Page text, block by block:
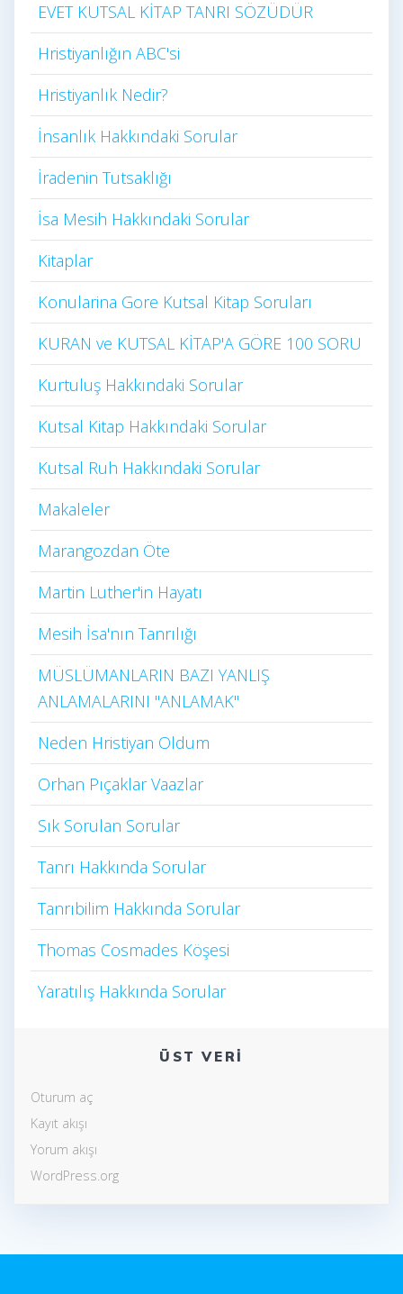
EVET KUTSAL KİTAP TANRI SÖZÜDÜR
Hristiyanlığın ABC'si
Hristiyanlık Nedir?
İnsanlık Hakkındaki Sorular
İradenin Tutsaklığı​
İsa Mesih Hakkındaki Sorular
Kitaplar
Konularina Gore Kutsal Kitap Soruları
KURAN ve KUTSAL KİTAP'A GÖRE 100 SORU
Kurtuluş Hakkındaki Sorular
Kutsal Kitap Hakkındaki Sorular
Kutsal Ruh Hakkındaki Sorular
Makaleler
Marangozdan Öte
Martin Luther'in Hayatı​
Mesih İsa'nın Tanrılığı​
MÜSLÜMANLARIN BAZI YANLIŞ
ANLAMALARINI "ANLAMAK"
Neden Hristiyan Oldum​
Orhan Pıçaklar Vaazlar
Sık Sorulan Sorular
Tanrı Hakkında Sorular
Tanrıbilim Hakkında Sorular
Thomas Cosmades Köşesi
Yaratılış Hakkında Sorular
ÜST VERI
Oturum aç
Kayıt akışı
Yorum akışı
WordPress.org